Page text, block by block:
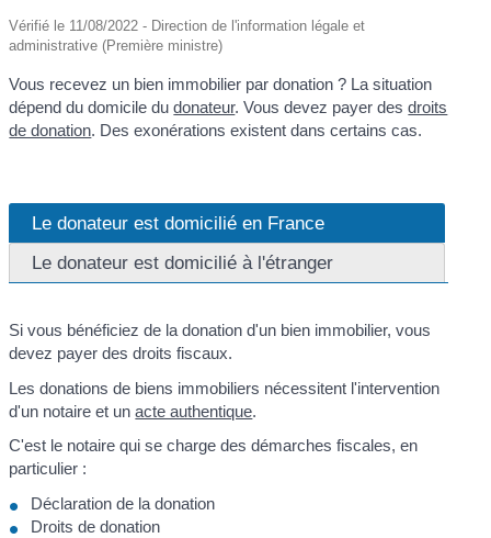
Vérifié le 11/08/2022 - Direction de l'information légale et
administrative (Première ministre)
Vous recevez un bien immobilier par donation ? La situation
dépend du domicile dudonateur. Vous devez payer desdroits
de donation. Des exonérations existent dans certains cas.
Le donateur est domicilié en France
Le donateur est domicilié à l'étranger
Si vous bénéficiez de la donation d'un bien immobilier, vous
devez payer des droits fiscaux.
Les donations de biens immobiliers nécessitent l'intervention
d'un notaire et unacte authentique.
C'est le notaire qui se charge des démarches fiscales, en
particulier :
Déclaration de la donation
Droits de donation